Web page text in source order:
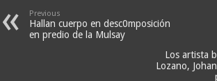
Previous
Hallan cuerpo en desc0mposición
en predio de la Mulsay
Los artista
Lozano,